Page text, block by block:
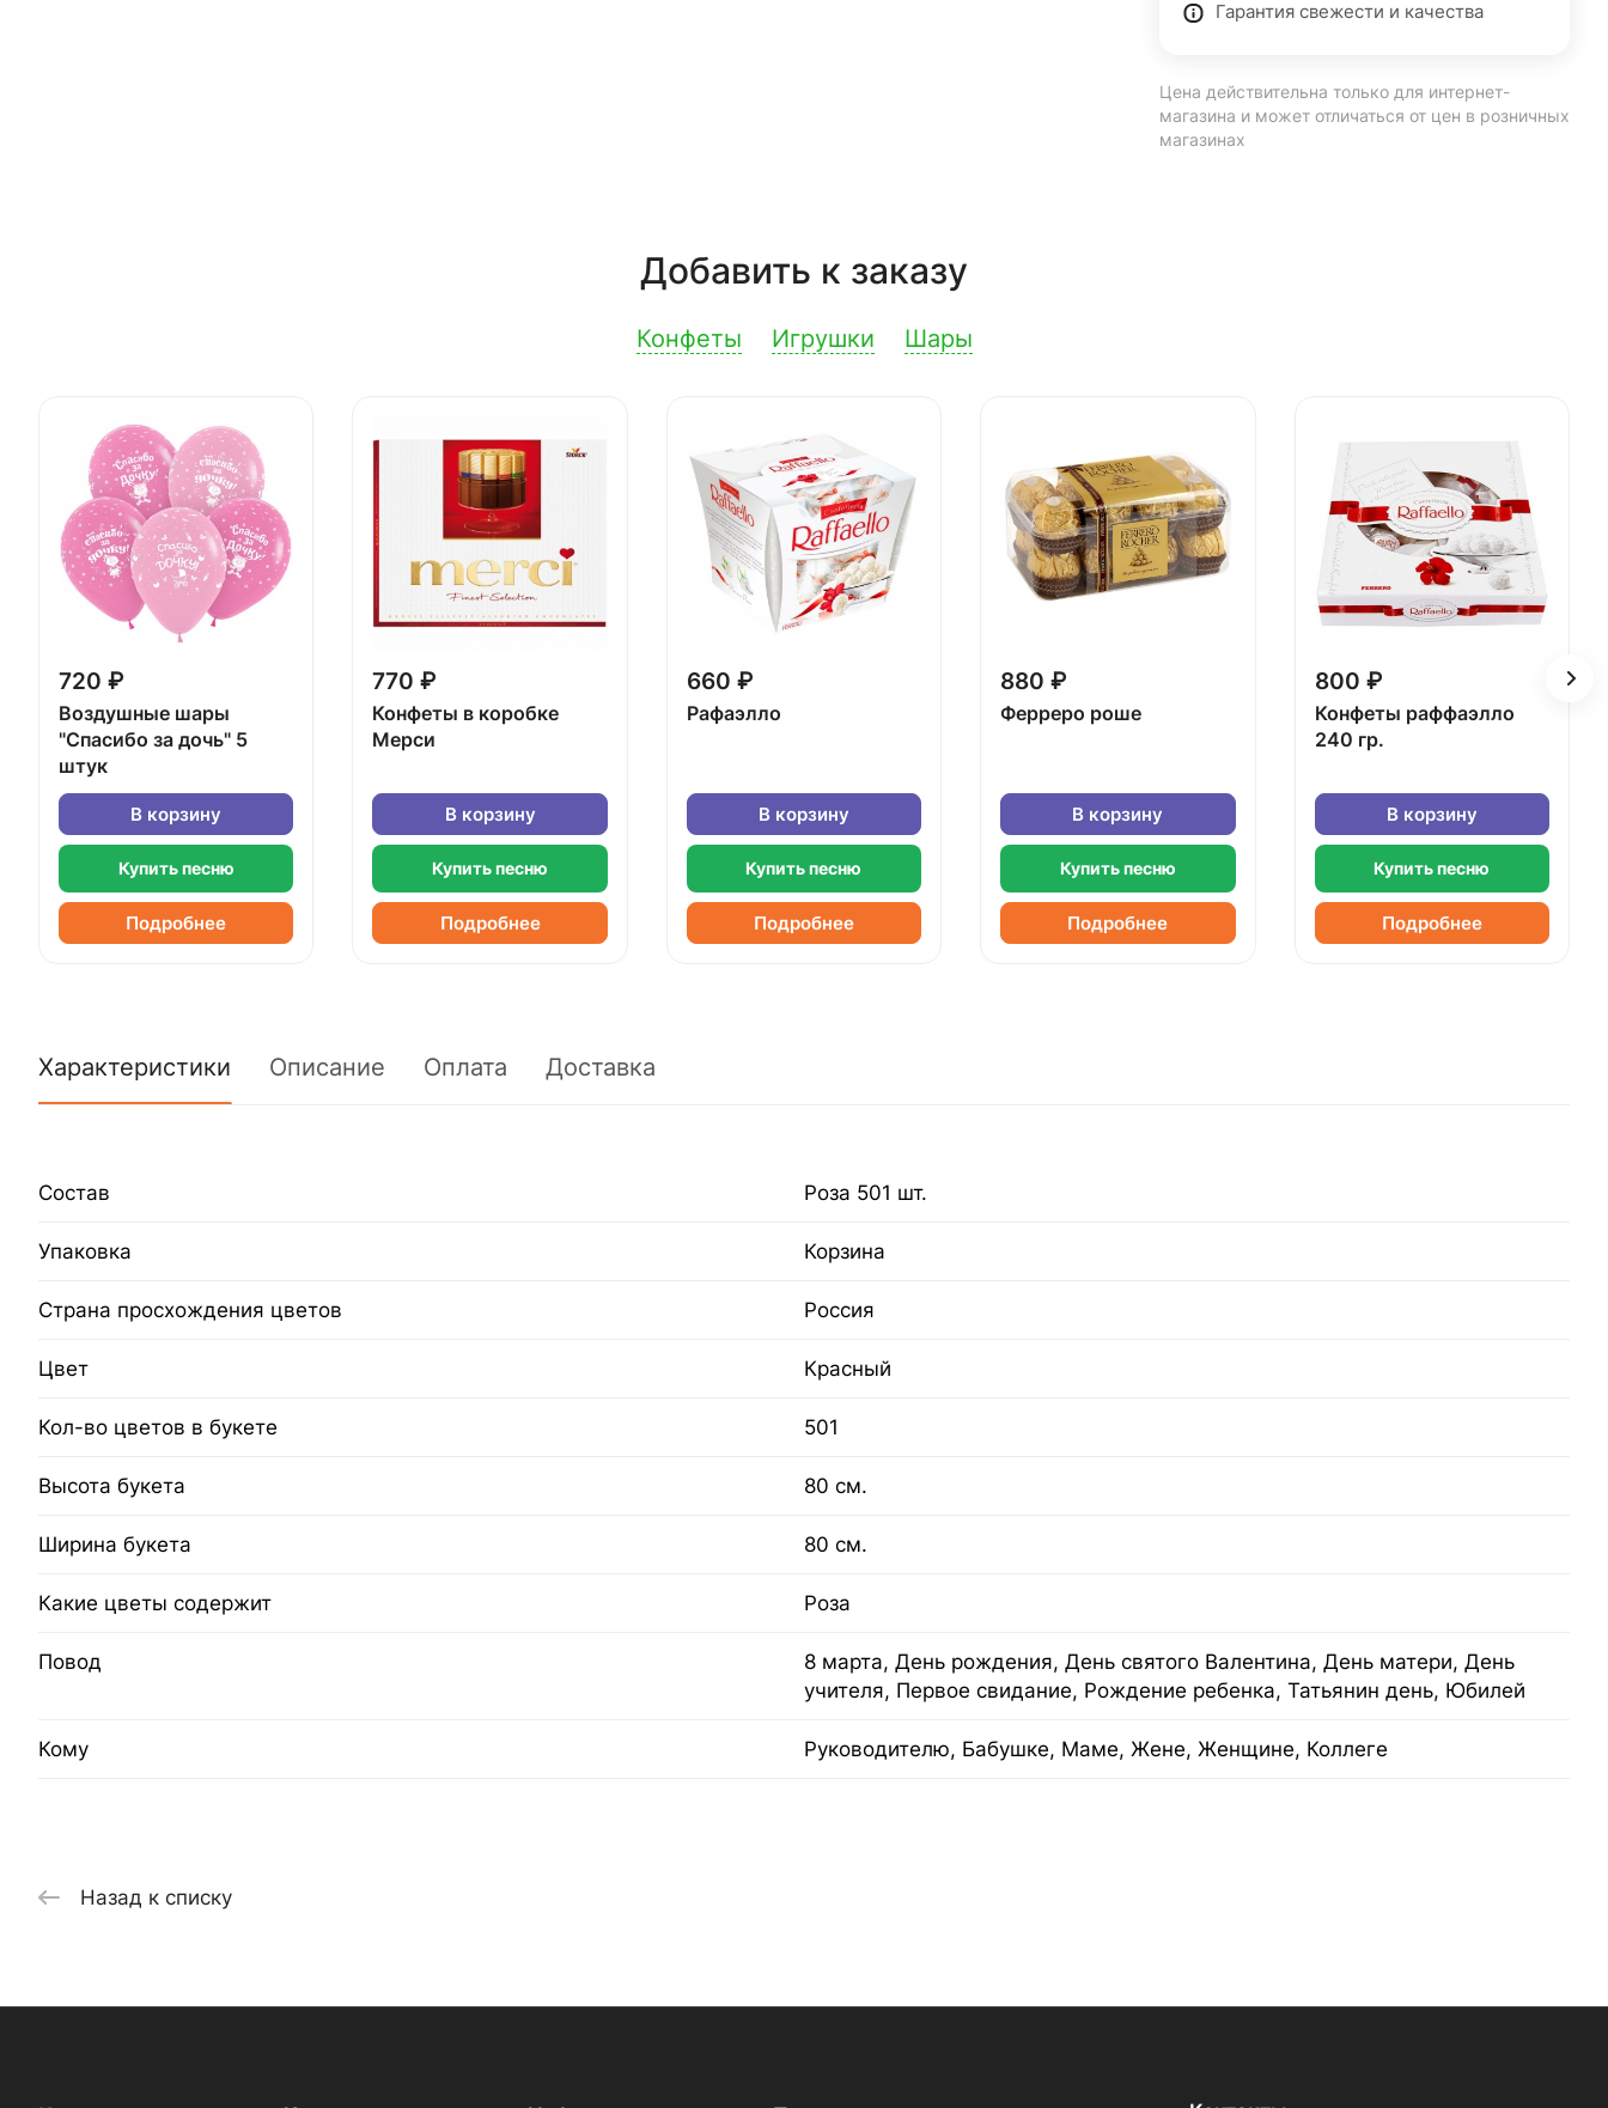
Гарантия свежести и качества
Цена действительна только для интернет-
магазина и может отличаться от цен в розничных
магазинах
Добавить к заказу
Конфеты Игрушки Шары
720 ₽
Воздушные шары
"Спасибо за дочь" 5
штук
В корзину
Купить песню
Подробнее
770 ₽
Конфеты в коробке
Мерси
В корзину
Купить песню
Подробнее
660 ₽
Рафаэлло
В корзину
Купить песню
Подробнее
880 ₽
Ферреро роше
В корзину
Купить песню
Подробнее
800 ₽
Конфеты раффаэлло
240 гр.
В корзину
Купить песню
Подробнее
Характеристики Описание Оплата Доставка
Состав Роза 501 шт.
Упаковка Корзина
Страна просхождения цветов Россия
Цвет Красный
Кол-во цветов в букете 501
Высота букета 80 см.
Ширина букета 80 см.
Какие цветы содержит Роза
Повод
8 марта, День рождения, День святого Валентина, День матери, День
учителя, Первое свидание, Рождение ребенка, Татьянин день, Юбилей
Кому Руководителю, Бабушке, Маме, Жене, Женщине, Коллеге
Назад к списку